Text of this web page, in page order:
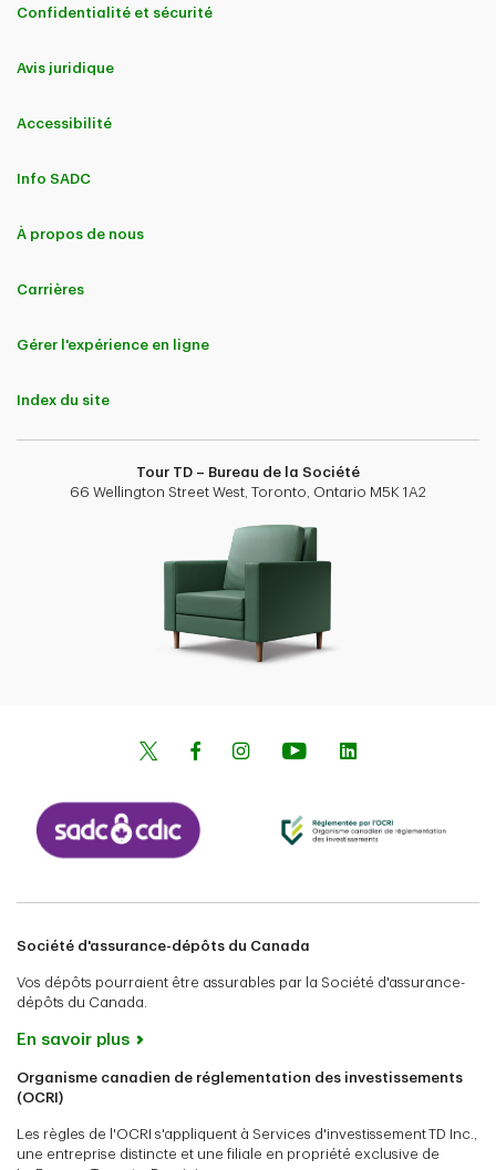
Confidentialité et sécurité
Avis juridique
Accessibilité
Info SADC
À propos de nous
Carrières
Gérer l'expérience en ligne
Index du site
Tour TD – Bureau de la Société
66 Wellington Street West, Toronto, Ontario M5K 1A2
Société d'assurance-dépôts du Canada
Vos dépôts pourraient être assurables par la Société d'assurance-
dépôts du Canada.
En savoir plus
Organisme canadien de réglementation des investissements
(OCRI)
Les règles de l'OCRI s'appliquent à Services d'investissement TD Inc.,
une entreprise distincte et une filiale en propriété exclusive de